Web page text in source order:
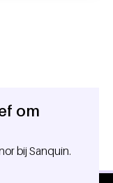
om
bij Sanquin.